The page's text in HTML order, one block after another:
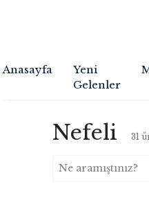
Anasayfa
Yeni
Gelenler
Nefeli 31